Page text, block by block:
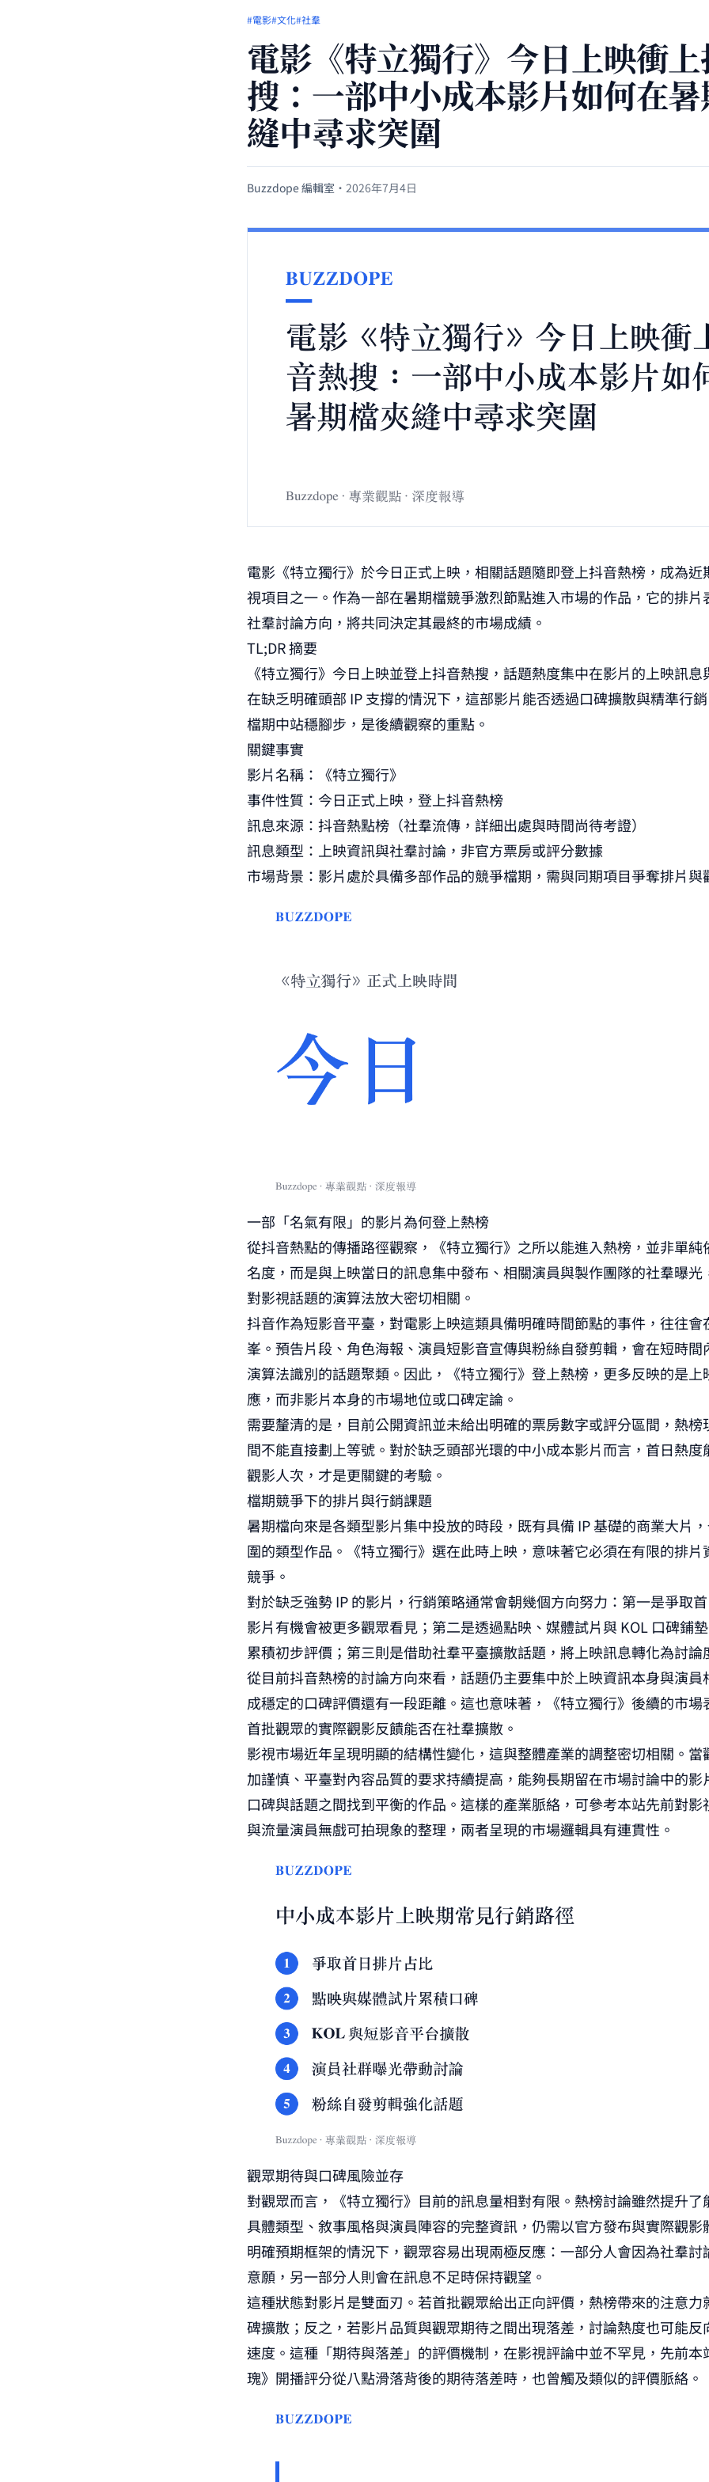
#電影#文化#社羣
電影《特立獨行》今日上映衝
搜：一部中小成本影片如何在
縫中尋求突圍
Buzzdope 編輯室 · 2026年7月4日
電影《特立獨行》於今日正式上映，相關話題隨即登上抖音熱榜，成為近
視項目之一。作為一部在暑期檔競爭激烈節點進入市場的作品，它的排片
社羣討論方向，將共同決定其最終的市場成績。
TL;DR 摘要
《特立獨行》今日上映並登上抖音熱搜，話題熱度集中在影片的上映訊息
在缺乏明確頭部 IP 支撐的情況下，這部影片能否透過口碑擴散與精準行
檔期中站穩腳步，是後續觀察的重點。
關鍵事實
影片名稱：《特立獨行》
事件性質：今日正式上映，登上抖音熱榜
訊息來源：抖音熱點榜（社羣流傳，詳細出處與時間尚待考證）
訊息類型：上映資訊與社羣討論，非官方票房或評分數據
市場背景：影片處於具備多部作品的競爭檔期，需與同期項目爭奪排片與
一部「名氣有限」的影片為何登上熱榜
從抖音熱點的傳播路徑觀察，《特立獨行》之所以能進入熱榜，並非單純
名度，而是與上映當日的訊息集中發布、相關演員與製作團隊的社羣曝光
對影視話題的演算法放大密切相關。
抖音作為短影音平臺，對電影上映這類具備明確時間節點的事件，往往會
峯。預告片段、角色海報、演員短影音宣傳與粉絲自發剪輯，會在短時間
演算法識別的話題聚類。因此，《特立獨行》登上熱榜，更多反映的是上
應，而非影片本身的市場地位或口碑定論。
需要釐清的是，目前公開資訊並未給出明確的票房數字或評分區間，熱榜
間不能直接劃上等號。對於缺乏頭部光環的中小成本影片而言，首日熱度
觀影人次，才是更關鍵的考驗。
檔期競爭下的排片與行銷課題
暑期檔向來是各類型影片集中投放的時段，既有具備 IP 基礎的商業大片
圍的類型作品。《特立獨行》選在此時上映，意味著它必須在有限的排片
競爭。
對於缺乏強勢 IP 的影片，行銷策略通常會朝幾個方向努力：第一是爭取
影片有機會被更多觀眾看見；第二是透過點映、媒體試片與 KOL 口碑鋪
累積初步評價；第三則是借助社羣平臺擴散話題，將上映訊息轉化為討論
從目前抖音熱榜的討論方向來看，話題仍主要集中於上映資訊本身與演員
成穩定的口碑評價還有一段距離。這也意味著，《特立獨行》後續的市場
首批觀眾的實際觀影反饋能否在社羣擴散。
影視市場近年呈現明顯的結構性變化，這與整體產業的調整密切相關。當
加謹慎、平臺對內容品質的要求持續提高，能夠長期留在市場討論中的影
口碑與話題之間找到平衡的作品。這樣的產業脈絡，可參考本站先前對影
與流量演員無戲可拍現象的整理，兩者呈現的市場邏輯具有連貫性。
觀眾期待與口碑風險並存
對觀眾而言，《特立獨行》目前的訊息量相對有限。熱榜討論雖然提升了
具體類型、敘事風格與演員陣容的完整資訊，仍需以官方發布與實際觀影
明確預期框架的情況下，觀眾容易出現兩極反應：一部分人會因為社羣討
意願，另一部分人則會在訊息不足時保持觀望。
這種狀態對影片是雙面刃。若首批觀眾給出正向評價，熱榜帶來的注意力
碑擴散；反之，若影片品質與觀眾期待之間出現落差，討論熱度也可能反
速度。這種「期待與落差」的評價機制，在影視評論中並不罕見，先前本
瑰》開播評分從八點滑落背後的期待落差時，也曾觸及類似的評價脈絡。